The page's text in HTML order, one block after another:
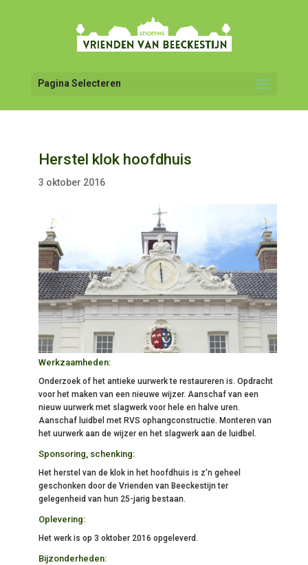
Pagina Selecteren
Herstel klok hoofdhuis
3 oktober 2016
Werkzaamheden:
Onderzoek of het antieke uurwerk te restaureren is. Opdracht
voor het maken van een nieuwe wijzer. Aanschaf van een
nieuw uurwerk met slagwerk voor hele en halve uren.
Aanschaf luidbel met RVS ophangconstructie. Monteren van
het uurwerk aan de wijzer en het slagwerk aan de luidbel.
Sponsoring, schenking:
Het herstel van de klok in het hoofdhuis is z'n geheel
geschonken door de Vrienden van Beeckestijn ter
gelegenheid van hun 25-jarig bestaan.
Oplevering:
Het werk is op 3 oktober 2016 opgeleverd.
Bijzonderheden: